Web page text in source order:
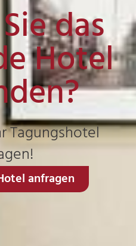
das
Hotel
Tagungshotel
anfragen